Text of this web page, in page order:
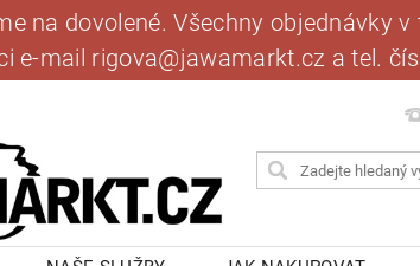
na dovolené. Všechny objednávky
e-mail rigova@jawamarkt.cz a tel.